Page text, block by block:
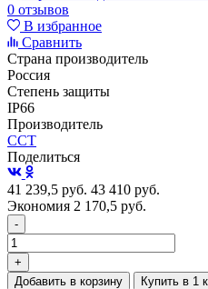
0 отзывов
В избранное
Сравнить
Страна производитель
Россия
Степень защиты
IP66
Производитель
ССТ
Поделиться
41 239,5 руб. 43 410 руб.
Экономия 2 170,5 руб.
-
+
Добавить в корзину
Купить в 1